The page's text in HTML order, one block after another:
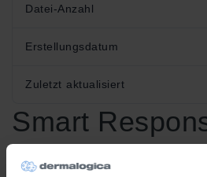
Datei-Anzahl
Erstellungsdatum
Zuletzt aktualisiert
Smart
Klinische Studie